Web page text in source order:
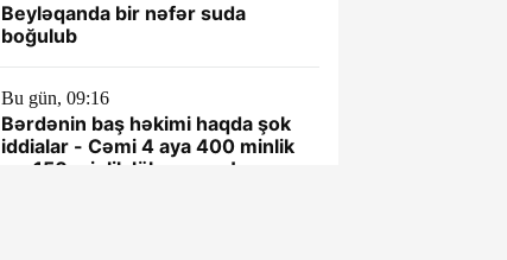
Beyləqanda bir nəfər suda
boğulub
Bu gün, 09:16
Bərdənin baş həkimi haqda şok
iddialar - Cəmi 4 aya 400 minlik
ev, 150 minlik lüks maşın!